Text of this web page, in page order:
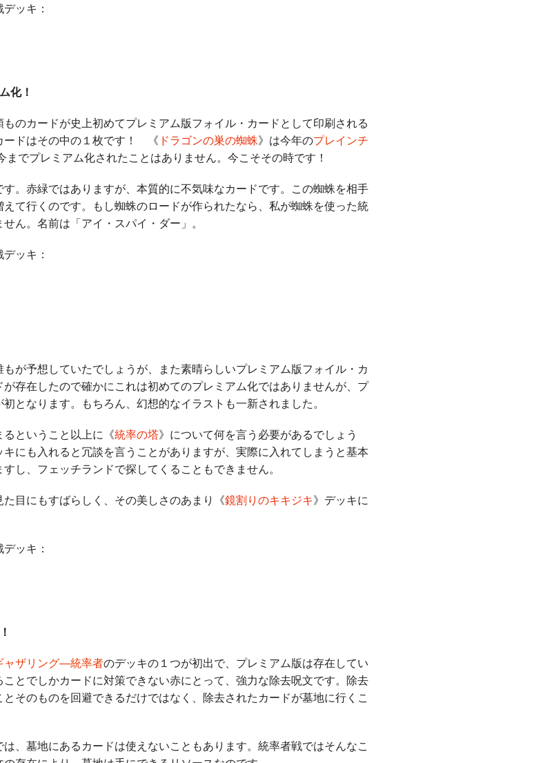
ッキ：
化！
のカードが史上初めてプレミアム版フォイル・カードとして印刷される
ードはその中の１枚です！ 《 ドラゴンの巣の蜘蛛》は今年のプレインチ
でプレミアム化されたことはありません。今こそその時です！
。赤緑ではありますが、本質的に不気味なカードです。この蜘蛛を相手
て行くのです。もし蜘蛛のロードが作られたなら、私が蜘蛛を使った統
ん。名前は「アイ・スパイ・ダー」。
ッキ：
が予想していたでしょうが、また素晴らしいプレミアム版フォイル・カ
存在したので確かにこれは初めてのプレミアム化ではありませんが、プ
となります。もちろん、幻想的なイラストも一新されました。
ということ以上に《統率の塔》について何を言う必要があるでしょう
キにも入れると冗談を言うことがありますが、実際に入れてしまうと基本
し、フェッチランドで探してくることもできません。
目にもすばらしく、その美しさのあまり《鏡割りのキキジキ》デッキに
ッキ：
ャザリング―統率者のデッキの１つが初出で、プレミアム版は存在してい
とでしかカードに対策できない赤にとって、強力な除去呪文です。除去
そのものを回避できるだけではなく、除去されたカードが墓地に行くこ
、墓地にあるカードは使えないこともあります。統率者戦ではそんなこ